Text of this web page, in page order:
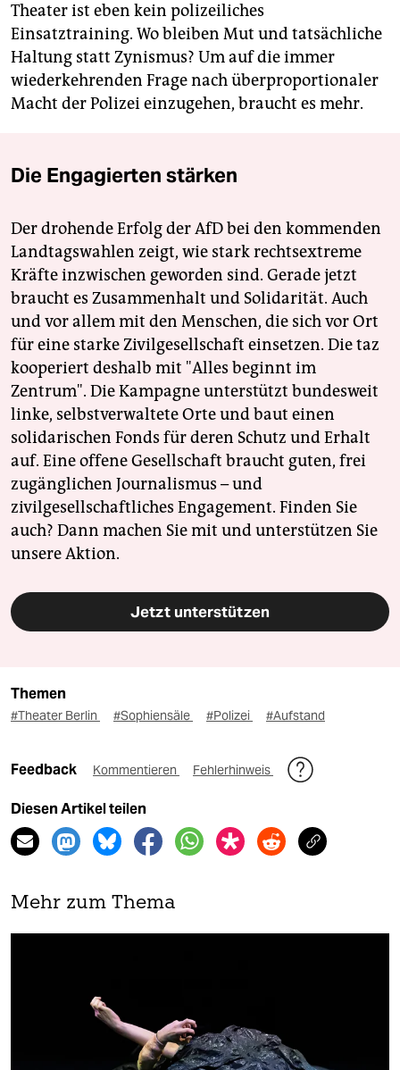
Theater ist eben kein polizeiliches
Einsatztraining. Wo bleiben Mut und tatsächliche
Haltung statt Zynismus? Um auf die immer
wiederkehrenden Frage nach überproportionaler
Macht der Polizei einzugehen, braucht es mehr.
Die Engagierten stärken
Der drohende Erfolg der AfD bei den kommenden
Landtagswahlen zeigt, wie stark rechtsextreme
Kräfte inzwischen geworden sind. Gerade jetzt
braucht es Zusammenhalt und Solidarität. Auch
und vor allem mit den Menschen, die sich vor Ort
für eine starke Zivilgesellschaft einsetzen. Die taz
kooperiert deshalb mit "Alles beginnt im
Zentrum". Die Kampagne unterstützt bundesweit
linke, selbstverwaltete Orte und baut einen
solidarischen Fonds für deren Schutz und Erhalt
auf. Eine offene Gesellschaft braucht guten, frei
zugänglichen Journalismus – und
zivilgesellschaftliches Engagement. Finden Sie
auch? Dann machen Sie mit und unterstützen Sie
unsere Aktion.
Jetzt unterstützen
Themen
#Theater Berlin #Sophiensäle #Polizei #Aufstand
Feedback Kommentieren Fehlerhinweis
Diesen Artikel teilen
Mehr zum Thema